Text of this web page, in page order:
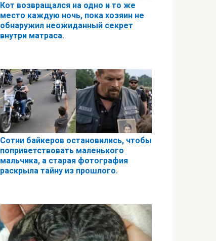
Кот возвращался на одно и то же
место каждую ночь, пока хозяин не
обнаружил неожиданный секрет
внутри матраса.
Сотни байкеров остановились, чтобы
поприветствовать маленького
мальчика, а старая фотография
раскрыла тайну из прошлого.